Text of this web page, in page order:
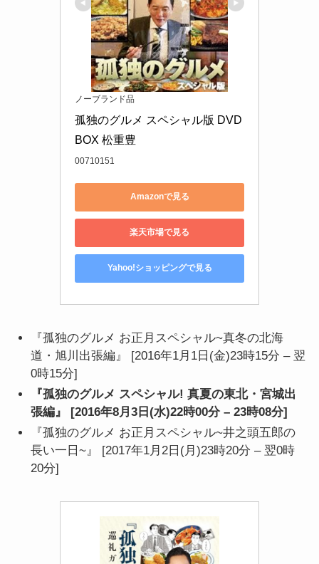
ノーブランド品
孤独のグルメ スペシャル版 DVD
BOX 松重豊
00710151
Amazonで見る
楽天市場で見る
Yahoo!ショッピングで見る
『孤独のグルメ お正月スペシャル~真冬の北海
道・旭川出張編』 [2016年1月1日(金)23時15分 – 翌
0時15分]
『孤独のグルメ スペシャル! 真夏の東北・宮城出
張編』 [2016年8月3日(水)22時00分 – 23時08分]
『孤独のグルメ お正月スペシャル~井之頭五郎の
長い一日~』 [2017年1月2日(月)23時20分 – 翌0時
20分]